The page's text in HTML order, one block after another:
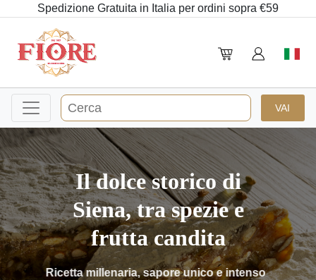
Spedizione Gratuita in Italia per ordini sopra €59
Il dolce storico di
Siena, tra spezie e
frutta candita
Ricetta millenaria, sapore unico e intenso